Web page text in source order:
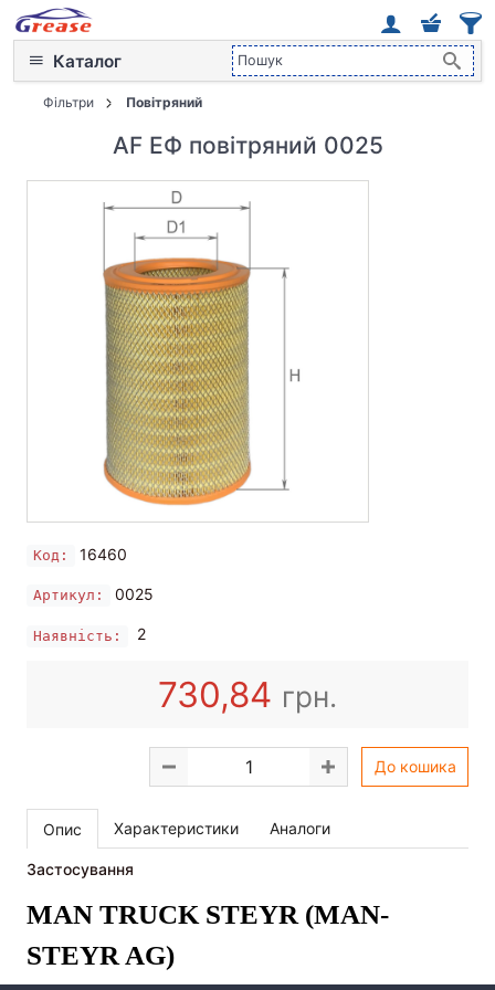
Каталог
Фільтри Повітряний
AF ЕФ повітряний 0025
Код: 16460
Артикул: 0025
Наявність: 2
730,84 грн.
До кошика
Опис Характеристики Аналоги
Застосування
MAN TRUCK STEYR (MAN-
STEYR AG)